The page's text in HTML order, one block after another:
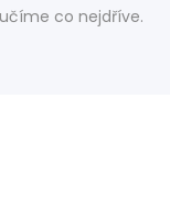
co nejdříve.